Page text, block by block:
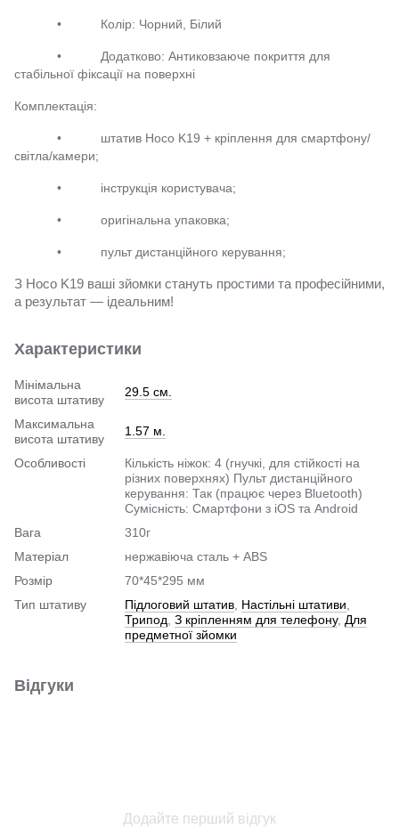
• Колір: Чорний, Білий
• Додатково: Антиковзаюче покриття для
стабільної фіксації на поверхні
Комплектація:
• штатив Hoco K19 + кріплення для смартфону/
світла/камери;
• інструкція користувача;
• оригінальна упаковка;
• пульт дистанційного керування;
З Hoco K19 ваші зйомки стануть простими та професійними,
а результат — ідеальним!
Характеристики
Мінімальна
висота штативу
29.5 см.
Максимальна
висота штативу
1.57 м.
Особливості
Кількість ніжок: 4 (гнучкі, для стійкості на
різних поверхнях) Пульт дистанційного
керування: Так (працює через Bluetooth)
Сумісність: Смартфони з iOS та Android
Вага
310г
Матеріал
нержавіюча сталь + ABS
Розмір
70*45*295 мм
Тип штативу
Підлоговий штатив Настільні штативи
Трипод З кріпленням для телефону, Для
предметної зйомки
Відгуки
Додайте перший відгук